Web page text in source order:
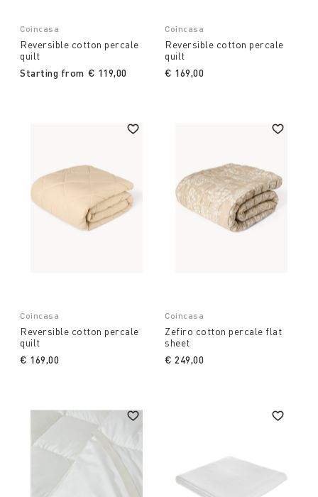
Coincasa
Reversible cotton percale
quilt
Starting from € 119,00
Coincasa
Reversible cotton percale
quilt
€ 169,00
Coincasa
Reversible cotton percale
quilt
€ 169,00
Coincasa
Zefiro cotton percale flat
sheet
€ 249,00